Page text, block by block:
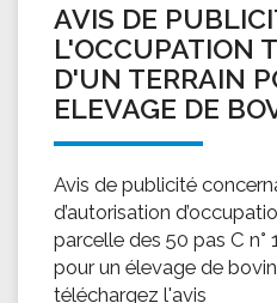
AVIS DE
L'OCCUPATION
D'UN TERRAIN
ELEVAGE DE
Avis de publicité
d’autorisation
parcelle des 50 pas C n°
pour un élevage de
téléchargez l'avis